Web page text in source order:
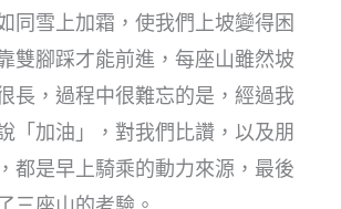
同雪上加霜，使我們上坡變得困
雙腳踩才能前進，每座山雖然坡
長，過程中很難忘的是，經過我
「加油」，對我們比讚，以及朋
都是早上騎乘的動力來源，最後